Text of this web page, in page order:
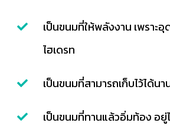
เป็นขนมที่ให้พลังงาน เพราะอุ
ไฮเดรท
เป็นขนมที่สามารถเก็บไว้ได้นา
เป็นขนมที่ทานแล้วอิ่มท้อง อยู่